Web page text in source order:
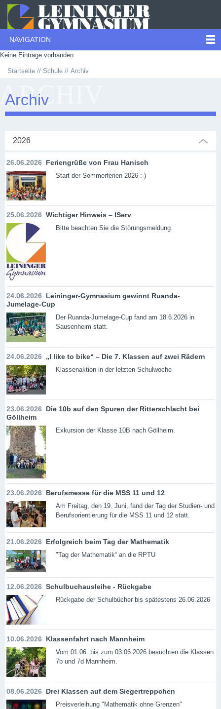
NAVIGATION
Keine Einträge vorhanden
Startseite Schule Archiv
Archiv
2026
26.06.2026 Feriengrüße von Frau Hanisch
Start der Sommerferien 2026 :-)
25.06.2026 Wichtiger Hinweis – IServ
Bitte beachten Sie die Störungsmeldung.
24.06.2026 Leininger-Gymnasium gewinnt Ruanda-
Jumelage-Cup
Der Ruanda-Jumelage-Cup fand am 18.6.2026 in
Sausenheim statt.
24.06.2026 „I like to bike“ – Die 7. Klassen auf zwei Rädern
Klassenaktion in der letzten Schulwoche
23.06.2026 Die 10b auf den Spuren der Ritterschlacht bei
Göllheim
Exkursion der Klasse 10B nach Göllheim.
23.06.2026 Berufsmesse für die MSS 11 und 12
Am Freitag, den 19. Juni, fand der Tag der Studien- und
Berufsorientierung für die MSS 11 und 12 statt.
21.06.2026 Erfolgreich beim Tag der Mathematik
"Tag der Mathematik“ an die RPTU
12.06.2026 Schulbuchausleihe - Rückgabe
Rückgabe der Schulbücher bis spätestens 26.06.2026
10.06.2026 Klassenfahrt nach Mannheim
Vom 01.06. bis zum 03.06.2026 besuchten die Klassen
7b und 7d Mannheim.
08.06.2026 Drei Klassen auf dem Siegertreppchen
Preisverleihung "Mathematik ohne Grenzen"